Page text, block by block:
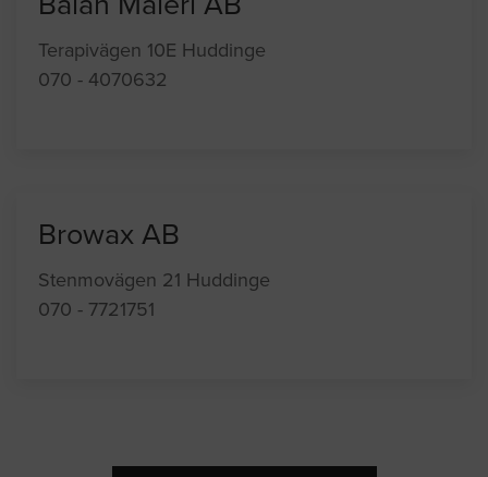
Terapivägen 10E Huddinge
070 - 4070632
Browax AB
Stenmovägen 21 Huddinge
070 - 7721751